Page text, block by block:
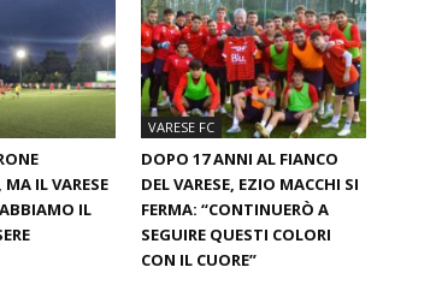
IL VARESE
IL
VARESE FC
DOPO 17 ANNI AL FIANCO
DEL VARESE, EZIO MACCHI SI
FERMA: “CONTINUERÒ A
SEGUIRE QUESTI COLORI
CON IL CUORE”